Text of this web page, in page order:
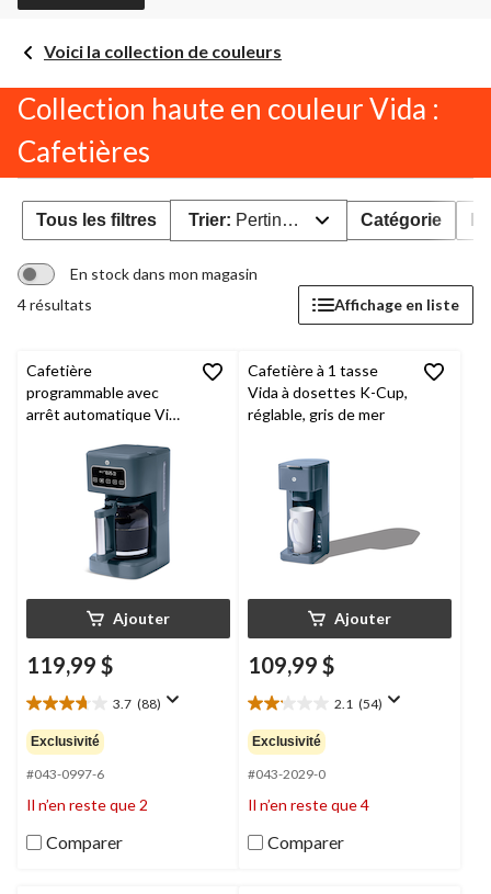
Voici la collection de couleurs
Collection haute en couleur Vida :
Cafetières
Tous les filtres Trier: Pertinence Catégorie
En stock dans mon magasin
4 résultats
Affichage en liste
Cafetière
programmable avec
arrêt automatique Vida
Colour, gris de mer, 14
Ajouter
119,99 $
3.7 (88)
3.7
étoile(s)
sur
5.
88
évaluations
Exclusivité
#043-0997-6
Il n’en reste que 2
Comparer
Cafetière à 1 tasse
Vida à dosettes K-Cup,
réglable, gris de mer
Ajouter
109,99 $
2.1 (54)
2.1
étoile(s)
sur
5.
54
évaluations
Exclusivité
#043-2029-0
Il n’en reste que 4
Comparer